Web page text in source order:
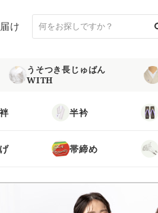
け
うそつき長じゅばん
WITH
半衿
帯締め